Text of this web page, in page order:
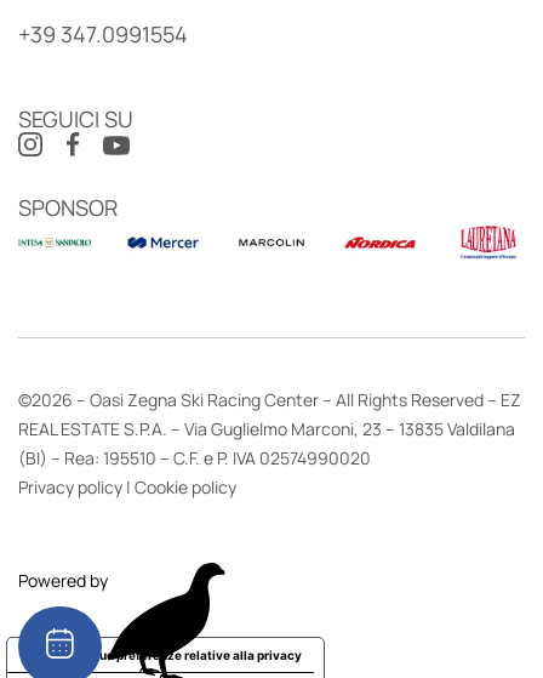
+39 347.0991554
SEGUICI SU
SPONSOR
©2026 – Oasi Zegna Ski Racing Center – All Rights Reserved – EZ
REAL ESTATE S.P.A. – Via Guglielmo Marconi, 23 – 13835 Valdilana
(BI) – Rea: 195510 – C.F. e P. IVA 02574990020
Privacy policy | Cookie policy
Powered by
Le tue preferenze relative alla privacy